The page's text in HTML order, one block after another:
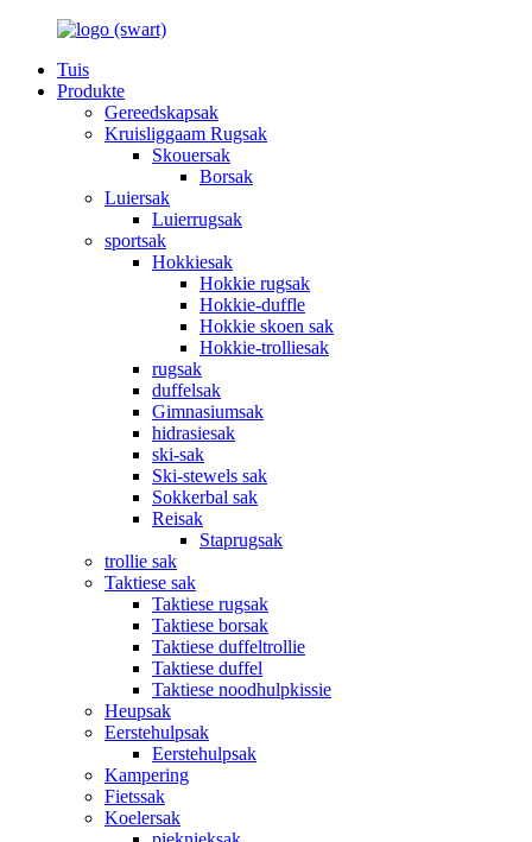
Tuis
Produkte
Gereedskapsak
Kruisliggaam Rugsak
Skouersak
Borsak
Luiersak
Luierrugsak
sportsak
Hokkiesak
Hokkie rugsak
Hokkie-duffle
Hokkie skoen sak
Hokkie-trolliesak
rugsak
duffelsak
Gimnasiumsak
hidrasiesak
ski-sak
Ski-stewels sak
Sokkerbal sak
Reisak
Staprugsak
trollie sak
Taktiese sak
Taktiese rugsak
Taktiese borsak
Taktiese duffeltrollie
Taktiese duffel
Taktiese noodhulpkissie
Heupsak
Eerstehulpsak
Eerstehulpsak
Kampering
Fietssak
Koelersak